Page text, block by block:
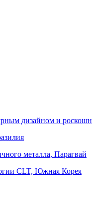
дизайном и
металла, Парагвай
CLT, Южная Корея